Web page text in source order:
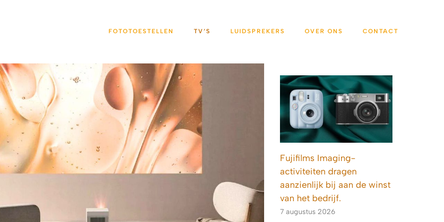
FOTOTOESTELLEN TV’S LUIDSPREKERS OVER ONS CONTACT
Fujifilms Imaging-
activiteiten dragen
aanzienlijk bij aan de winst
van het bedrijf.
7 augustus 2026